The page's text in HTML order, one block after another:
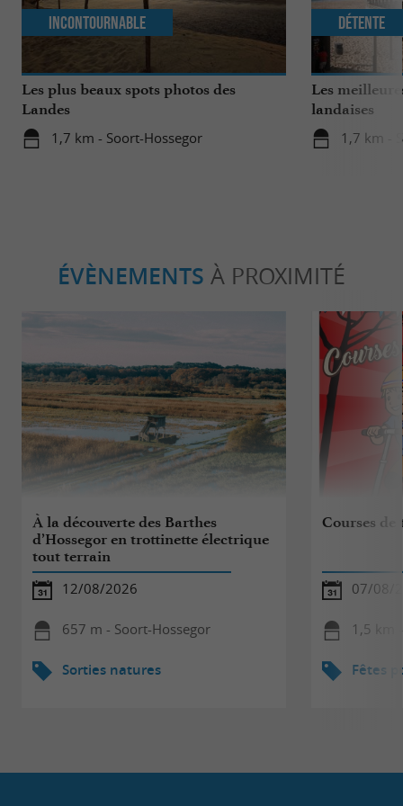
Les plus beaux spots photos des
Landes
1,7 km - Soort-Hossegor
Incontournable
Les
landaises
1,7 km -
Détente
ÉVÈNEMENTS À PROXIMITÉ
À la découverte des Barthes
d’Hossegor en trottinette électrique
tout terrain
12/08/2026
657 m - Soort-Hossegor
Sorties natures
Courses
07/08/
1,5 km
Fêtes